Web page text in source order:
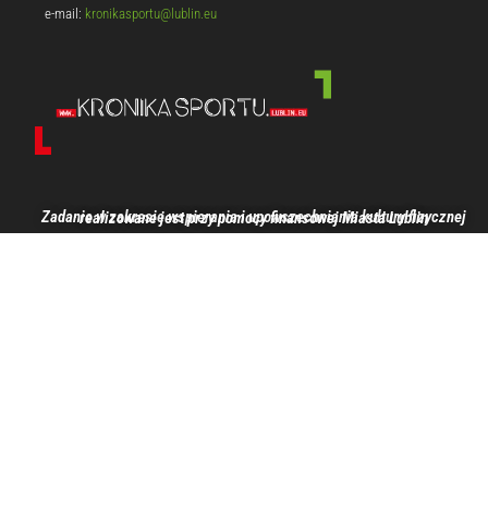
e-mail: kronikasportu@lublin.eu
Zadanie w zakresie wspierania i upowszechniania kultury fizycznej realizowane jest przy pomocy finansowej Miasta Lublin